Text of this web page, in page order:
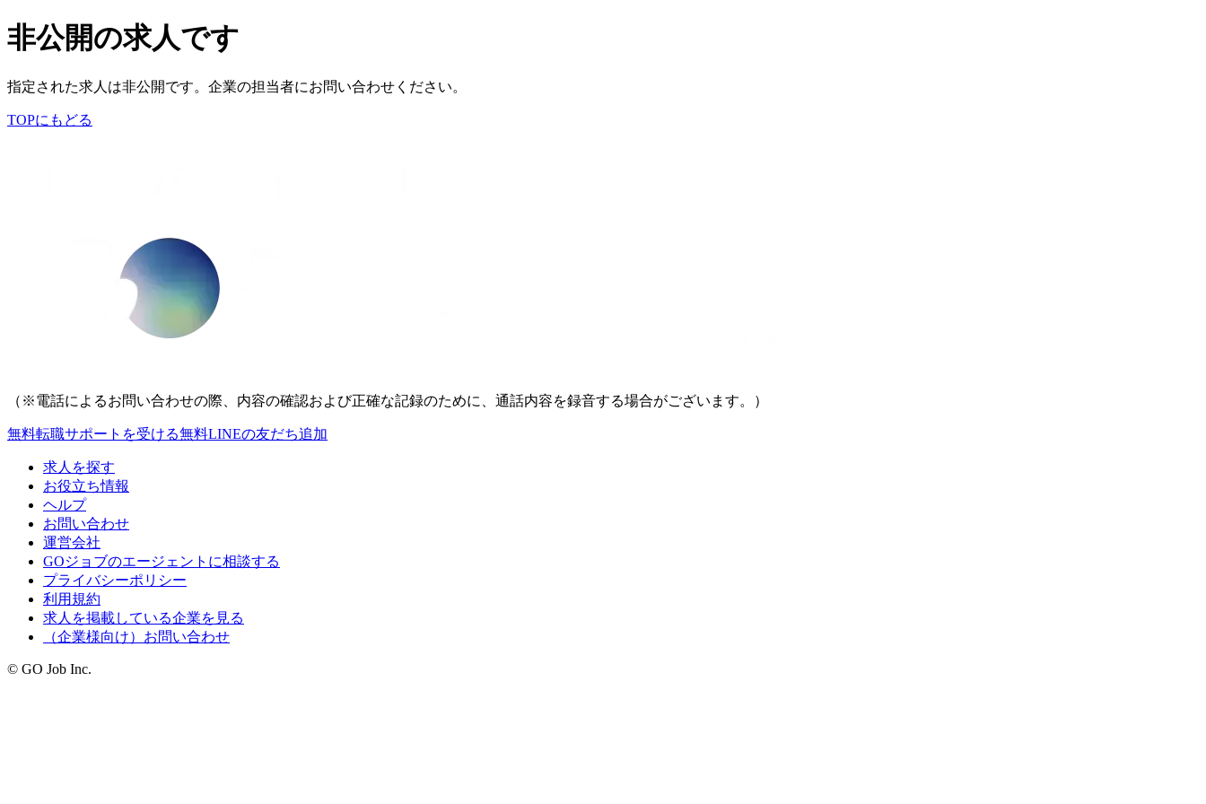
非公開の求人です
指定された求人は非公開です。企業の担当者にお問い合わせください。
TOPにもどる
（※電話によるお問い合わせの際、内容の確認および正確な記録のために、通話内容を録音する場合がございます。）
無料転職サポートを受ける無料LINEの友だち追加
求人を探す
お役立ち情報
ヘルプ
お問い合わせ
運営会社
GOジョブのエージェントに相談する
プライバシーポリシー
利用規約
求人を掲載している企業を見る
（企業様向け）お問い合わせ
© GO Job Inc.